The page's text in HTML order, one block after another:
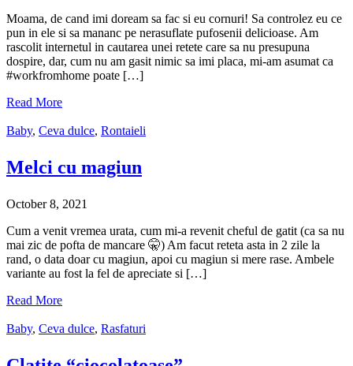
Moama, de cand imi doream sa fac si eu cornuri! Sa controlez eu ce
pun in ele si sa mananc pe nerasuflate pufosenii delicioase. Am
rascolit internetul in cautarea unei retete care sa nu presupuna
dospire, dar, cum nu am gasit nimic sa imi placa, mi-am asumat ca
#workfromhome poate […]
Read More
Baby, Ceva dulce, Rontaieli
Melci cu magiun
October 8, 2021
Cum a venit vremea urata, cum mi-a revenit cheful de gatit (ca sa nu
mai zic de pofta de mancare 🤫) Am facut reteta asta in 2 zile la
rand, o data doar cu magiun, apoi cu magiun si mere rase. Ambele
variante au fost la fel de apreciate si […]
Read More
Baby, Ceva dulce, Rasfaturi